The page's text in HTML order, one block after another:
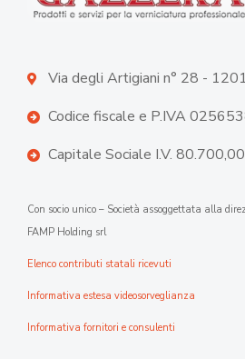
Via degli Artigiani n° 28 -
Codice fiscale e P.IVA
Capitale Sociale I.V.
Con socio unico – Società assoggettata alla
FAMP Holding srl
Elenco contributi statali ricevuti
Informativa estesa videosorveglianza
Informativa fornitori e consulenti